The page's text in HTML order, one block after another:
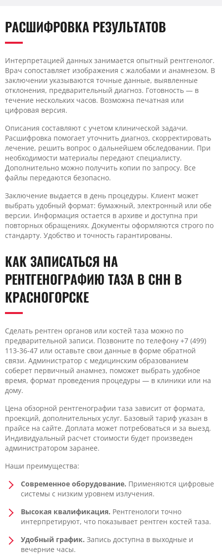
РАСШИФРОВКА РЕЗУЛЬТАТОВ
Интерпретацией данных занимается опытный рентгенолог.
Врач сопоставляет изображения с жалобами и анамнезом. В
заключении указываются точные данные, выявленные
отклонения, предварительный диагноз. Готовность — в
течение нескольких часов. Возможна печатная или
цифровая версия.
Описания составляют с учетом клинической задачи.
Расшифровка помогает уточнить диагноз, скорректировать
лечение, решить вопрос о дальнейшем обследовании. При
необходимости материалы передают специалисту.
Дополнительно можно получить копии по запросу. Все
файлы передаются безопасно.
Заключение выдается в день процедуры. Клиент может
выбрать удобный формат: бумажный, электронный или обе
версии. Информация остается в архиве и доступна при
повторных обращениях. Документы оформляются строго по
стандарту. Удобство и точность гарантированы.
КАК ЗАПИСАТЬСЯ НА
РЕНТГЕНОГРАФИЮ ТАЗА В CHH В
КРАСНОГОРСКЕ
Сделать рентген органов или костей таза можно по
предварительной записи. Позвоните по телефону +7 (499)
113-36-47 или оставьте свои данные в форме обратной
связи. Администратор с медицинским образованием
соберет первичный анамнез, поможет выбрать удобное
время, формат проведения процедуры — в клиники или на
дому.
Цена обзорной рентгенографии таза зависит от формата,
проекций, дополнительных услуг. Базовый тариф указан в
прайсе на сайте. Доплата может потребоваться и за выезд.
Индивидуальный расчет стоимости будет произведен
администратором заранее.
Наши преимущества:
Современное оборудование. Применяются цифровые
системы с низким уровнем излучения.
Высокая квалификация. Рентгенологи точно
интерпретируют, что показывает рентген костей таза.
Удобный график. Запись доступна в выходные и
вечерние часы.